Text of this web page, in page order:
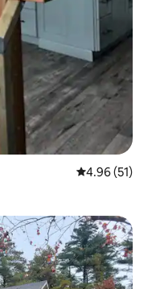
平均评分
4.96 (51)